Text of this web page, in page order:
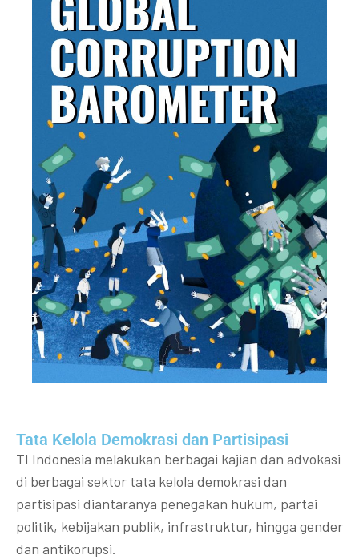
Tata Kelola Demokrasi dan Partisipasi​
TI Indonesia melakukan berbagai kajian dan advokasi
di berbagai sektor tata kelola demokrasi dan
partisipasi diantaranya penegakan hukum, partai
politik, kebijakan publik, infrastruktur, hingga gender
dan antikorupsi.